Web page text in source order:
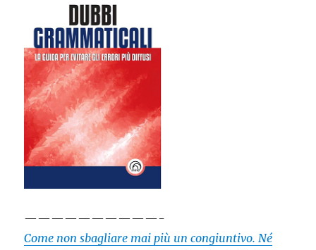
——————————-
Come non sbagliare mai più un congiuntivo. Né